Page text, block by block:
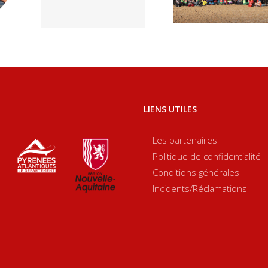
LIENS UTILES
Les partenaires
Politique de confidentialité
Conditions générales
Incidents/Réclamations